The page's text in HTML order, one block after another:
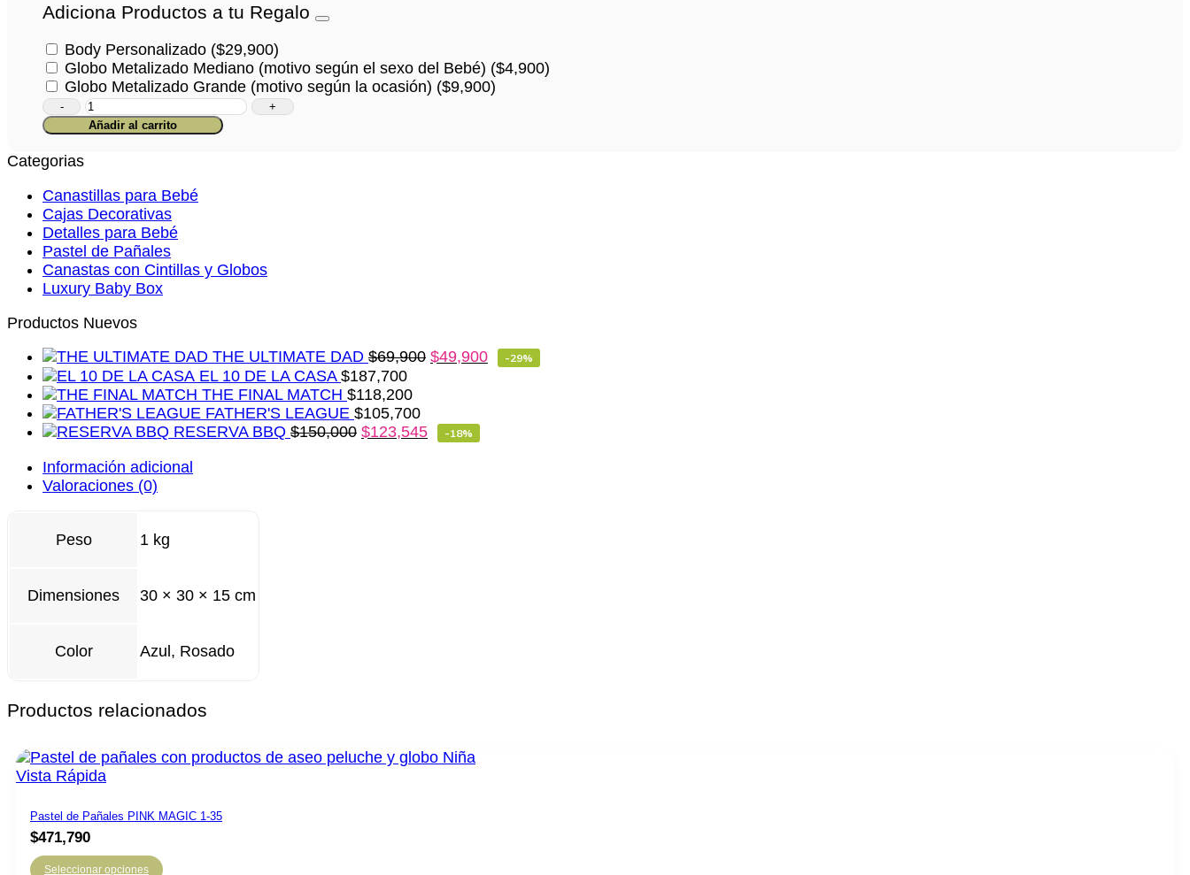
Adiciona Productos a tu Regalo
Body Personalizado ($29,900)
Globo Metalizado Mediano (motivo según el sexo del Bebé) ($4,900)
Globo Metalizado Grande (motivo según la ocasión) ($9,900)
Caja
Amor
Añadir al carrito
Categorias
Canastillas para Bebé
Cajas Decorativas
Detalles para Bebé
Pastel de Pañales
Canastas con Cintillas y Globos
Luxury Baby Box
Productos Nuevos
THE ULTIMATE DAD $69,900 $49,900 -29%
EL 10 DE LA CASA $187,700
THE FINAL MATCH $118,200
FATHER'S LEAGUE $105,700
RESERVA BBQ $150,000 $123,545 -18%
Información adicional
Valoraciones (0)
Peso 1 kg
Dimensiones 30 × 30 × 15 cm
Color Azul, Rosado
Productos relacionados
Vista Rápida
Pastel de Pañales PINK MAGIC 1-35
$471,790
Seleccionar opciones